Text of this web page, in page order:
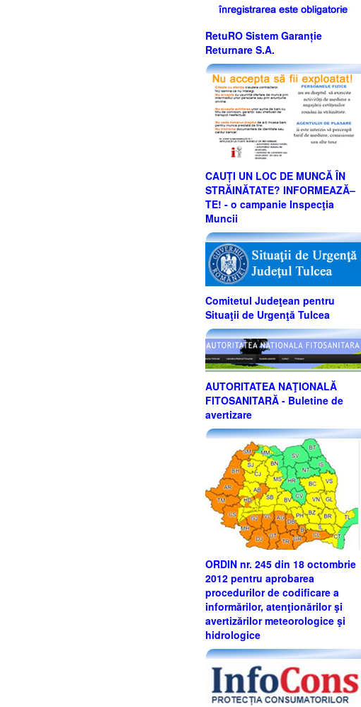
RetuRO Sistem Garanție
Returnare S.A.
CAUȚI UN LOC DE MUNCĂ ÎN
STRĂINĂTATE? INFORMEAZĂ–
TE! - o campanie Inspecţia
Muncii
Comitetul Judeţean pentru
Situaţii de Urgenţă Tulcea
AUTORITATEA NAŢIONALĂ
FITOSANITARĂ - Buletine de
avertizare
ORDIN nr. 245 din 18 octombrie
2012 pentru aprobarea
procedurilor de codificare a
informărilor, atenţionărilor şi
avertizărilor meteorologice şi
hidrologice